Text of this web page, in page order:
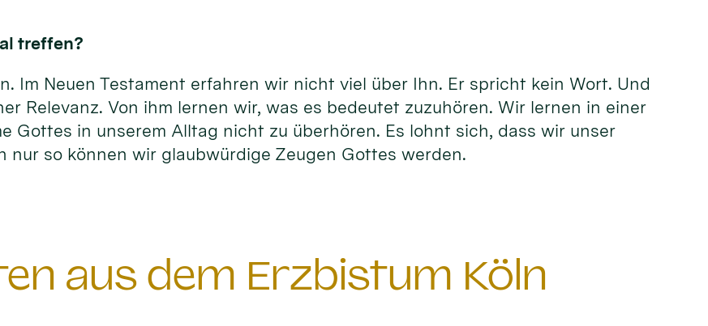
treffen?
Im Neuen Testament erfahren wir nicht viel über Ihn. Er spricht kein Wort. Und
Relevanz. Von ihm lernen wir, was es bedeutet zuzuhören. Wir lernen in einer
Gottes in unserem Alltag nicht zu überhören. Es lohnt sich, dass wir unser
nur so können wir glaubwürdige Zeugen Gottes werden.
aus dem Erzbistum Köln